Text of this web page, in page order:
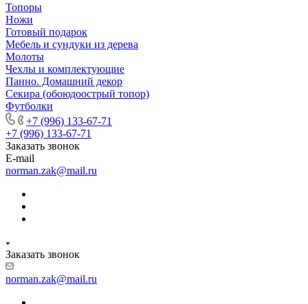
Топоры
Ножи
Готовый подарок
Мебель и сундуки из дерева
Молоты
Чехлы и комплектующие
Панно. Домашний декор
Секира (обоюдоострый топор)
Футболки
+7 (996) 133-67-71
+7 (996) 133-67-71
Заказать звонок
E-mail
norman.zak@mail.ru
Заказать звонок
norman.zak@mail.ru